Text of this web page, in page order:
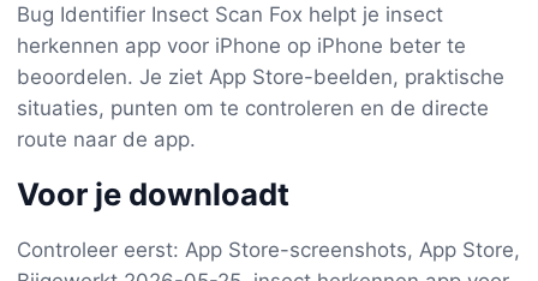
Bug Identifier Insect Scan Fox helpt je insect
herkennen app voor iPhone op iPhone beter te
beoordelen. Je ziet App Store-beelden, praktische
situaties, punten om te controleren en de directe
route naar de app.
Voor je downloadt
Controleer eerst: App Store-screenshots, App Store,